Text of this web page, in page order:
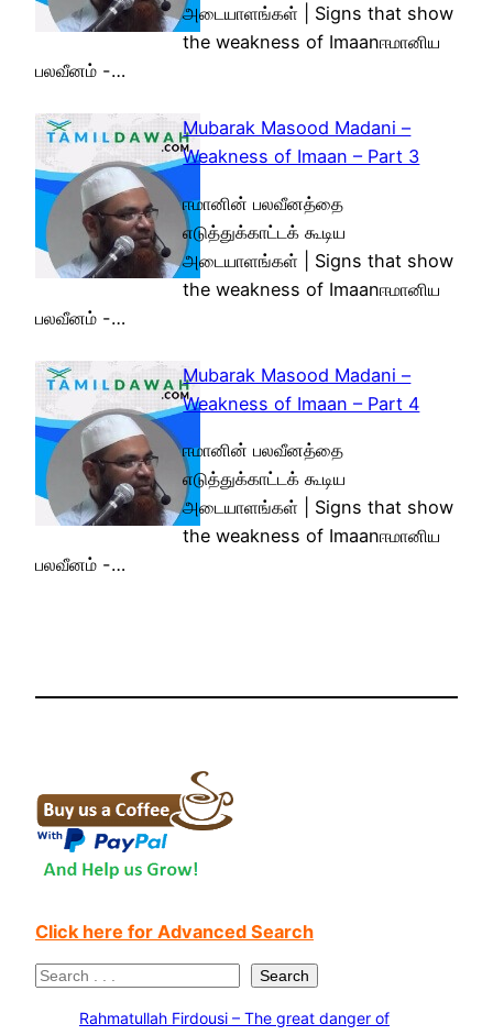
அடையாளங்கள் | Signs that show
the weakness of Imaanஈமானிய
பலவீனம் -…
Mubarak Masood Madani –
Weakness of Imaan – Part 3
ஈமானின் பலவீனத்தை
எடுத்துக்காட்டக் கூடிய
அடையாளங்கள் | Signs that show
the weakness of Imaanஈமானிய
பலவீனம் -…
Mubarak Masood Madani –
Weakness of Imaan – Part 4
ஈமானின் பலவீனத்தை
எடுத்துக்காட்டக் கூடிய
அடையாளங்கள் | Signs that show
the weakness of Imaanஈமானிய
பலவீனம் -…
Click here for Advanced Search
S
Search
Rahmatullah Firdousi – The great danger of